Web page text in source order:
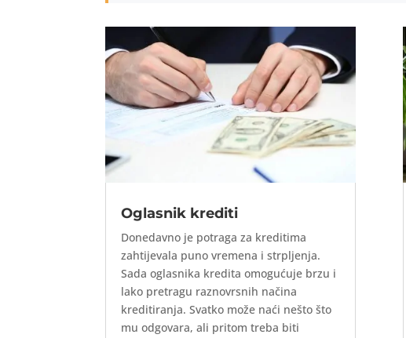
Oglasnik krediti
Donedavno je potraga za kreditima
zahtijevala puno vremena i strpljenja.
Sada oglasnika kredita omogućuje brzu i
lako pretragu raznovrsnih načina
kreditiranja. Svatko može naći nešto što
mu odgovara, ali pritom treba biti